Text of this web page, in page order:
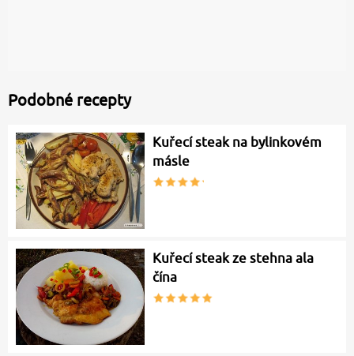
Podobné recepty
Kuřecí steak na bylinkovém
másle
Kuřecí steak ze stehna ala
čína